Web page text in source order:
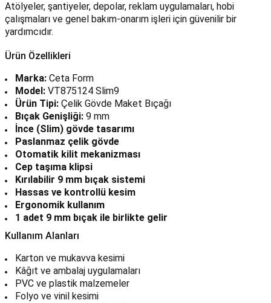
Atölyeler, şantiyeler, depolar, reklam uygulamaları, hobi
çalışmaları ve genel bakım-onarım işleri için güvenilir bir
yardımcıdır.
Ürün Özellikleri
Marka:Ceta Form
Model:VT875124 Slim9
Ürün Tipi:Çelik Gövde Maket Bıçağı
Bıçak Genişliği:9 mm
İnce (Slim) gövde tasarımı
Paslanmaz çelik gövde
Otomatik kilit mekanizması
Cep taşıma klipsi
Kırılabilir 9 mm bıçak sistemi
Hassas ve kontrollü kesim
Ergonomik kullanım
1 adet 9 mm bıçak ile birlikte gelir
Kullanım Alanları
Karton ve mukavva kesimi
Kâğıt ve ambalaj uygulamaları
PVC ve plastik malzemeler
Folyo ve vinil kesimi